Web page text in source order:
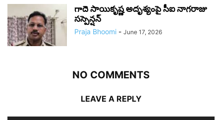
గాదె సాయికృష్ణ అదృశ్యంపై సీఐ నాగరాజు
సస్పెన్షన్
Praja Bhoomi - June 17, 2026
NO COMMENTS
LEAVE A REPLY